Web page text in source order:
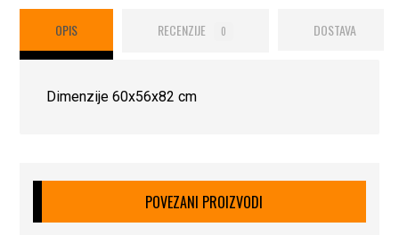
OPIS RECENZIJE 0 DOSTAVA
Dimenzije 60x56x82 cm
POVEZANI PROIZVODI